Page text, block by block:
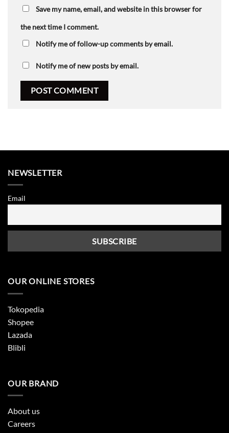
Save my name, email, and website in this browser for
the next time I comment.
Notify me of follow-up comments by email.
Notify me of new posts by email.
NEWSLETTER
Email
OUR ONLINE STORES
Tokopedia
Shopee
Lazada
Blibli
OUR BRAND
About us
Careers